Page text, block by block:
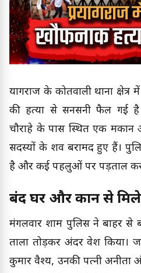
प्रयागराज के कोतवाली थाना
की हत्या से सनसनी फैल गई
चौराहे के पास स्थित एक मकान
सदस्यों के शव बरामद हुए हैं।
है और कई पहलुओं पर पड़ताल कर
बंद घर और दुकान से
मंगलवार शाम पुलिस ने बाहर
ताला तोड़कर अंदर प्रवेश किया।
कुमार वैश्य, उनकी पत्नी अनीता